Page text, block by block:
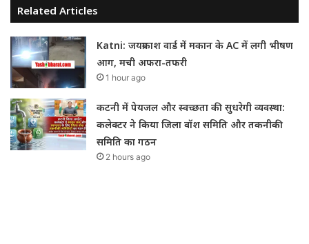
Related Articles
Katni: जयप्रकाश वार्ड में मकान के AC में लगी भीषण
आग, मची अफरा-तफरी
1 hour ago
कटनी में पेयजल और स्वच्छता की सुधरेगी व्यवस्था:
कलेक्टर ने किया जिला वॉश समिति और तकनीकी
समिति का गठन
2 hours ago